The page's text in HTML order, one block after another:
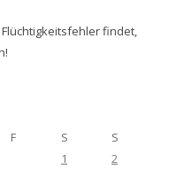
findet,
F S
S
1
2